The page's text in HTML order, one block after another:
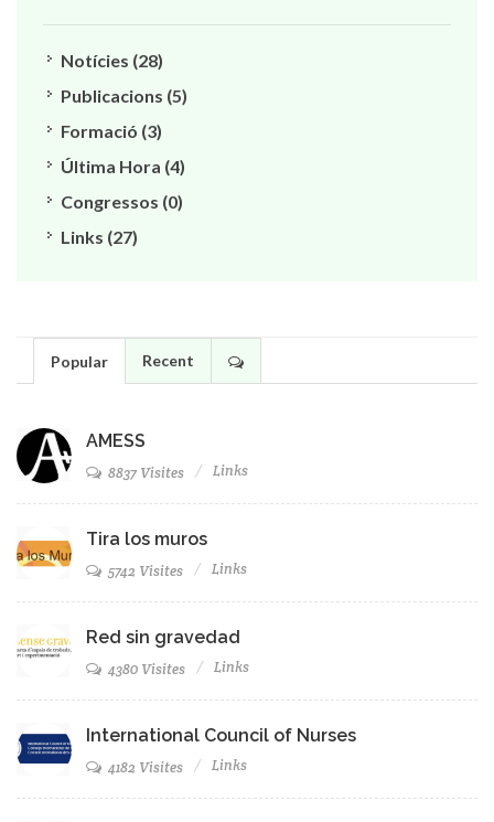
Notícies (28)
Publicacions (5)
Formació (3)
Última Hora (4)
Congressos (0)
Links (27)
Popular Recent
AMESS
8837 Visites Links
Tira los muros
5742 Visites Links
Red sin gravedad
4380 Visites Links
International Council of Nurses
4182 Visites Links